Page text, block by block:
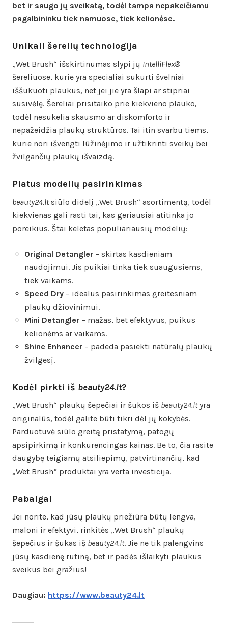
bet ir saugo jų sveikatą, todėl tampa nepakeičiamu
pagalbininku tiek namuose, tiek kelionėse.
Unikali šerelių technologija
„Wet Brush“ išskirtinumas slypi jų IntelliFlex®
šereliuose, kurie yra specialiai sukurti švelniai
iššukuoti plaukus, net jei jie yra šlapi ar stipriai
susivėlę. Šereliai prisitaiko prie kiekvieno plauko,
todėl nesukelia skausmo ar diskomforto ir
nepažeidžia plaukų struktūros. Tai itin svarbu tiems,
kurie nori išvengti lūžinėjimo ir užtikrinti sveikų bei
žvilgančių plaukų išvaizdą.
Platus modelių pasirinkimas
beauty24.ltsiūlo didelį „Wet Brush“ asortimentą, todėl
kiekvienas gali rasti tai, kas geriausiai atitinka jo
poreikius. Štai keletas populiariausių modelių:
Original Detangler – skirtas kasdieniam
naudojimui. Jis puikiai tinka tiek suaugusiems,
tiek vaikams.
Speed Dry – idealus pasirinkimas greitesniam
plaukų džiovinimui.
Mini Detangler – mažas, bet efektyvus, puikus
kelionėms ar vaikams.
Shine Enhancer – padeda pasiekti natūralų plaukų
žvilgesį.
Kodėl pirkti iš beauty24.lt?
„Wet Brush“ plaukų šepečiai ir šukos iš beauty24.ltyra
originalūs, todėl galite būti tikri dėl jų kokybės.
Parduotuvė siūlo greitą pristatymą, patogų
apsipirkimą ir konkurencingas kainas. Be to, čia rasite
daugybę teigiamų atsiliepimų, patvirtinančių, kad
„Wet Brush“ produktai yra verta investicija.
Pabaigai
Jei norite, kad jūsų plaukų priežiūra būtų lengva,
maloni ir efektyvi, rinkitės „Wet Brush“ plaukų
šepečius ir šukas iš beauty24.lt. Jie ne tik palengvins
jūsų kasdienę rutiną, bet ir padės išlaikyti plaukus
sveikus bei gražius!
Daugiau: https://www.beauty24.lt